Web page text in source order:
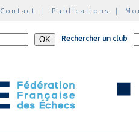
Contact | Publications |
Rechercher un club